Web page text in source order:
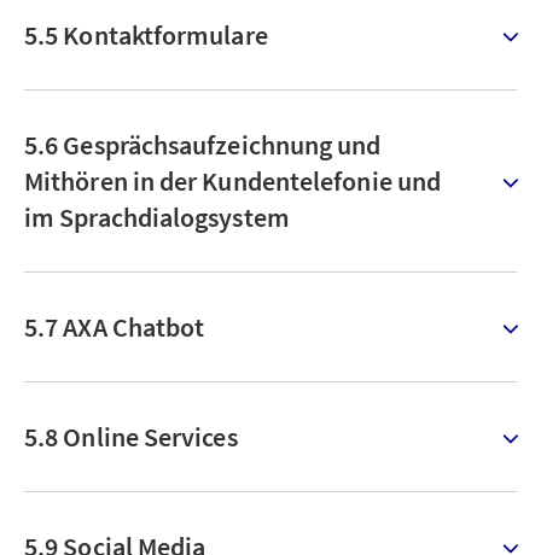
5.5 Kontaktformulare
5.6 Gesprächsaufzeichnung und
Mithören in der Kundentelefonie und
im Sprachdialogsystem
5.7 AXA Chatbot
5.8 Online Services
5.9 Social Media